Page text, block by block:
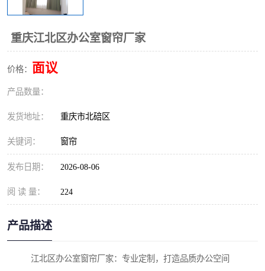
重庆江北区办公室窗帘厂家
价格： 面议
产品数量：
发货地址： 重庆市北碚区
关键词： 窗帘
发布日期： 2026-08-06
阅 读 量： 224
产品描述
江北区办公室窗帘厂家：专业定制，打造品质办公空间